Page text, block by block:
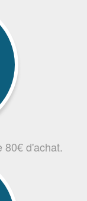
80€ d'achat.